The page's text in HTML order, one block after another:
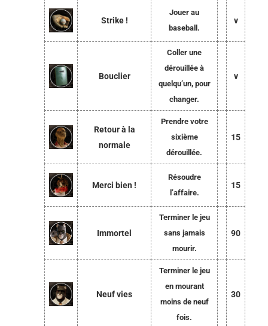
Strike !
Jouer au
baseball.
v
Bouclier
Coller une
dérouillée à
quelqu’un, pour
changer.
v
Retour à la
normale
Prendre votre
sixième
dérouillée.
15
Merci bien !
Résoudre
l’affaire.
15
Immortel
Terminer le jeu
sans jamais
mourir.
90
Neuf vies
Terminer le jeu
en mourant
moins de neuf
fois.
30